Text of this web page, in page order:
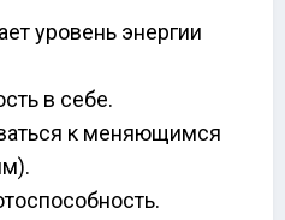
уровень энергии
в себе.
к меняющимся